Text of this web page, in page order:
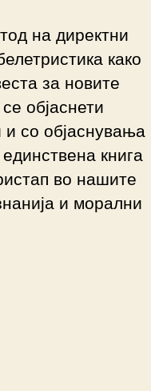
на директни
како
за новите
објаснети
со објаснувања
книга
во нашите
и морални